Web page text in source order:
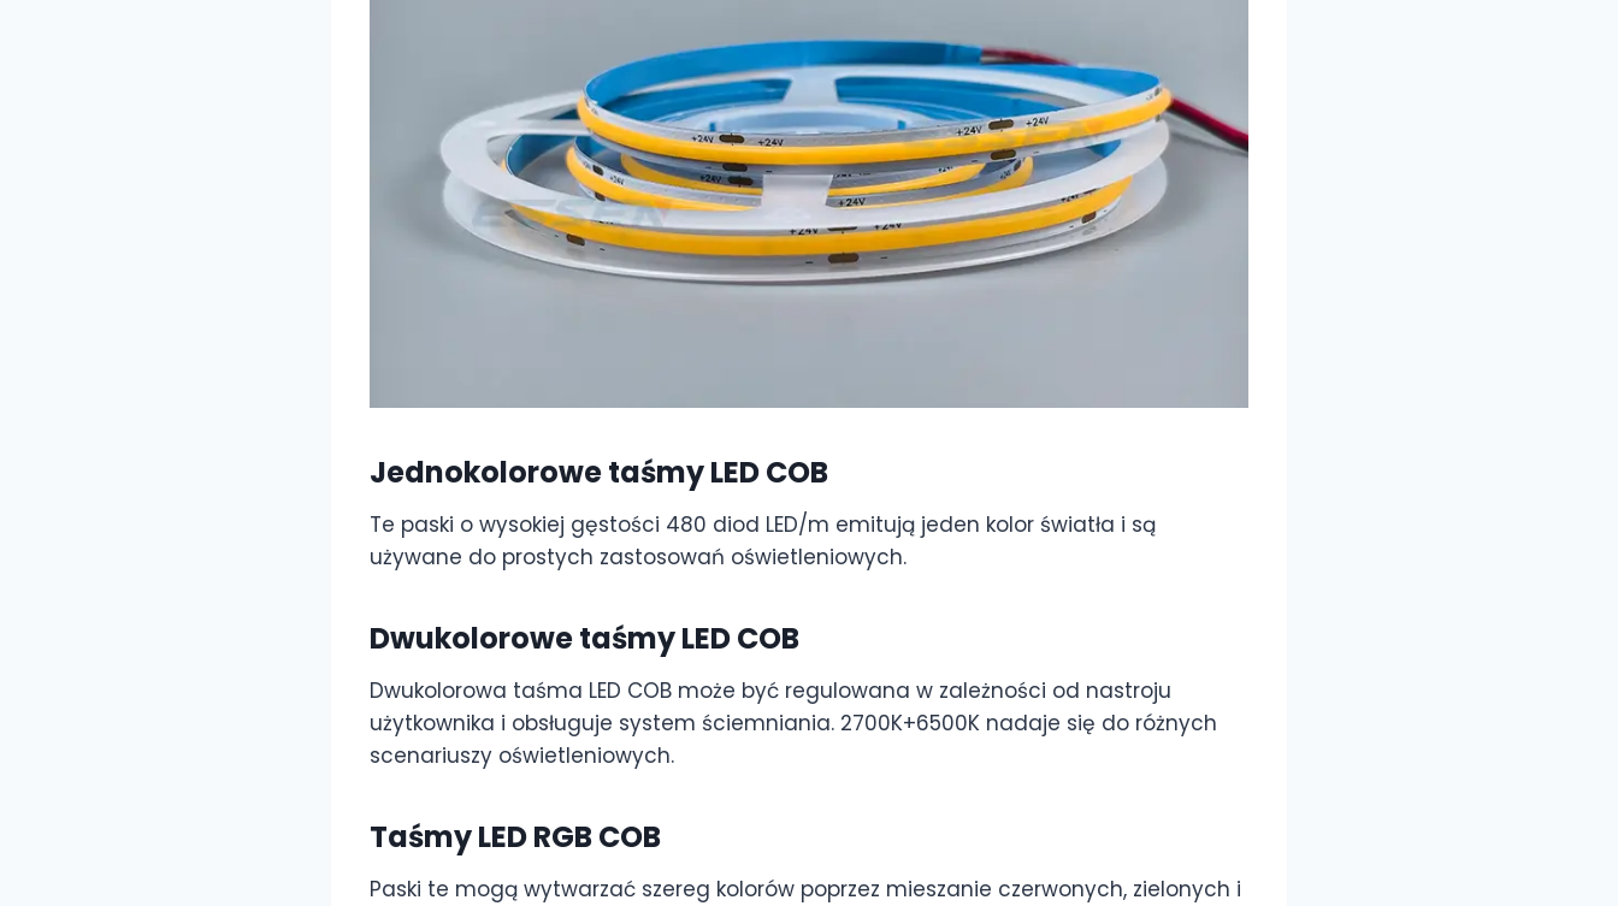
Jednokolorowe taśmy LED COB
Te paski o wysokiej gęstości 480 diod LED/m emitują jeden kolor światła i są
używane do prostych zastosowań oświetleniowych.
Dwukolorowe taśmy LED COB
Dwukolorowa taśma LED COB może być regulowana w zależności od nastroju
użytkownika i obsługuje system ściemniania. 2700K+6500K nadaje się do różnych
scenariuszy oświetleniowych.
Taśmy LED RGB COB
Paski te mogą wytwarzać szereg kolorów poprzez mieszanie czerwonych, zielonych i